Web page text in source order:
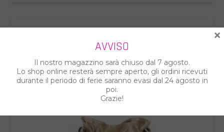
AVVISO
Il nostro magazzino sarà chiuso dal 7 agosto.
Lo shop online resterà sempre aperto, gli ordini ricevuti
durante il periodo di ferie saranno evasi dal 24 agosto in
poi.
Grazie!
×